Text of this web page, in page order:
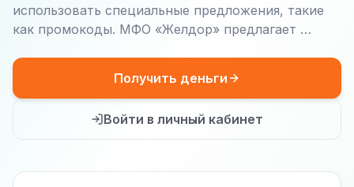
использовать специальные предложения, такие
как промокоды. МФО «Желдор» предлагает …
Получить деньги
Войти в личный кабинет